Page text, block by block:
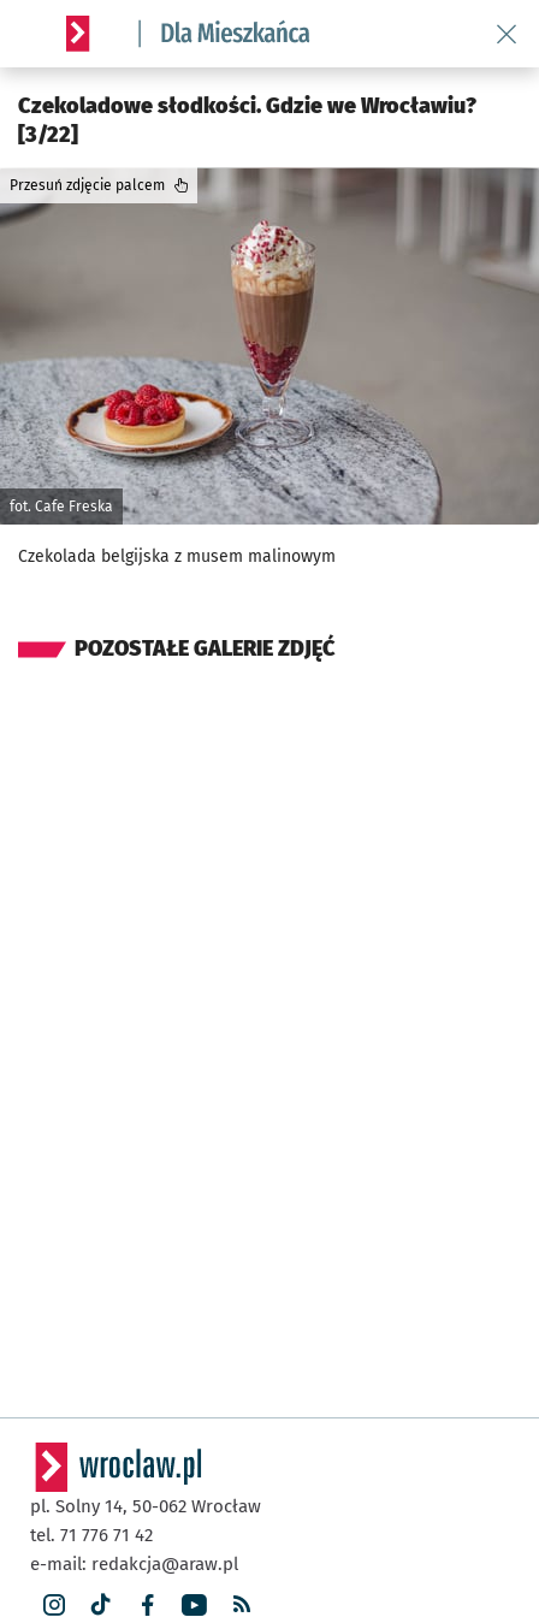
Serwis informacyjny wroclaw.pl podserwis: Dla mieszkańca
Czekoladowe słodkości. Gdzie we Wrocławiu?
[3/22]
fot. Cafe Freska
Przesuń zdjęcie palcem
Czekolada belgijska z musem malinowym
POZOSTAŁE GALERIE ZDJĘĆ
pl. Solny 14, 50-062 Wrocław
tel. 71 776 71 42
e-mail: redakcja@araw.pl